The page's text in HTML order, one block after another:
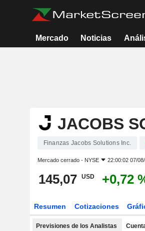
Mercado Noticias
JACOBS
Finanzas Jacobs Solutions Inc.
Mercado cerrado - NYSE 22:00:02 07/
145,07 USD +0,72
Resumen Cotizaciones
Previsiones de los Analistas